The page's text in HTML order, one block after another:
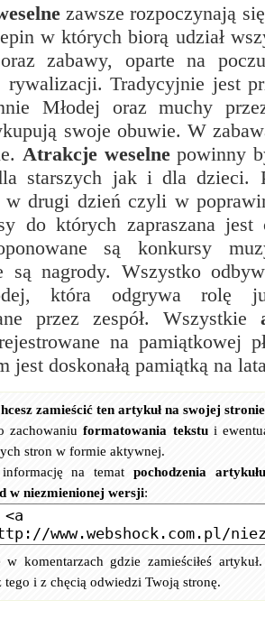
zawsze rozpoczynają
w których biorą udział
zabawy, oparte na
rywalizacji. Tradycyjnie jest
Młodej oraz muchy
swoje obuwie. W
Atrakcje weselnepowinny
starszych jak i dla dzieci.
w drugi dzień czyli w
do których zapraszana jest
są konkursy
są nagrody. Wszystko
która odgrywa rolę
przez zespół. Wszystkie
na pamiątkowej
jest doskonałą pamiątką na
zamieścić ten artykuł na swojej
zachowaniuformatowania tekstui
stron w formie aktywnej.
na temat pochodzenia artykułu
w niezmienionej wersji:
w komentarzach gdzie zamieściłeś
tego i z chęcią odwiedzi Twoją stronę.